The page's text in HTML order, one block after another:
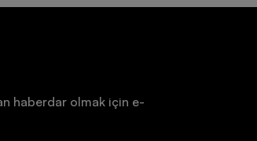
haberdar olmak için e-